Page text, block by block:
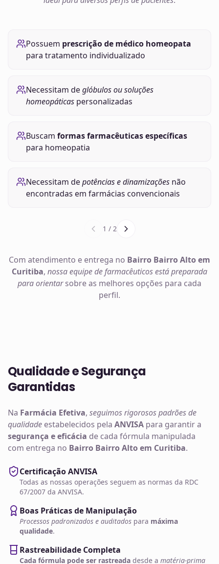
Possuem prescrição de médico homeopata
para tratamento individualizado
Necessitam deglóbulos ou soluções
homeopáticas personalizadas
Buscam formas farmacêuticas específicas
para homeopatia
Necessitam depotências e dinamizações não
encontradas em farmácias convencionais
1 / 2
Com atendimento e entrega no Bairro Bairro Alto em
Curitiba, nossa equipe de farmacêuticos está preparada
para orientarsobre as melhores opções para cada
perfil.
Qualidade e Segurança
Garantidas
Na Farmácia Efetiva, seguimos rigorosos padrões de
qualidade estabelecidos pela ANVISA para garantir a
segurança e eficácia de cada fórmula manipulada
com entrega no Bairro Bairro Alto em Curitiba.
Certificação ANVISA
Todas as nossas operações seguem as normas da RDC
67/2007 da ANVISA.
Boas Práticas de Manipulação
Processos padronizados e auditados para máxima
qualidade.
Rastreabilidade Completa
Cada fórmula pode ser rastreada desde a matéria-prima